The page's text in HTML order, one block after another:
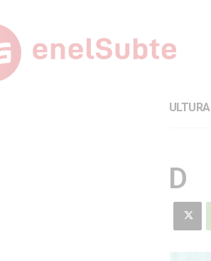
CULTURA
en la línea D